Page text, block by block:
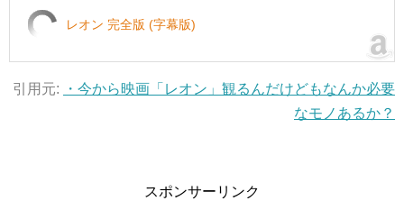
レオン 完全版 (字幕版)
引用元:
・今から映画「レオン」観るんだけどもなんか必要
なモノあるか？
スポンサーリンク